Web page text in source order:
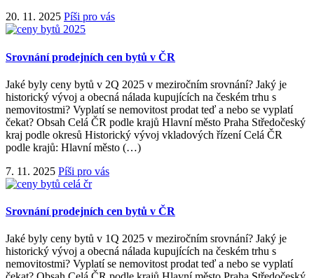
20. 11. 2025 Píši pro vás
Srovnání prodejních cen bytů v ČR
Jaké byly ceny bytů v 2Q 2025 v meziročním srovnání? Jaký je
historický vývoj a obecná nálada kupujících na českém trhu s
nemovitostmi? Vyplatí se nemovitost prodat teď a nebo se vyplatí
čekat? Obsah Celá ČR podle krajů Hlavní město Praha Středočeský
kraj podle okresů Historický vývoj vkladových řízení Celá ČR
podle krajů: Hlavní město (…)
7. 11. 2025 Píši pro vás
Srovnání prodejních cen bytů v ČR
Jaké byly ceny bytů v 1Q 2025 v meziročním srovnání? Jaký je
historický vývoj a obecná nálada kupujících na českém trhu s
nemovitostmi? Vyplatí se nemovitost prodat teď a nebo se vyplatí